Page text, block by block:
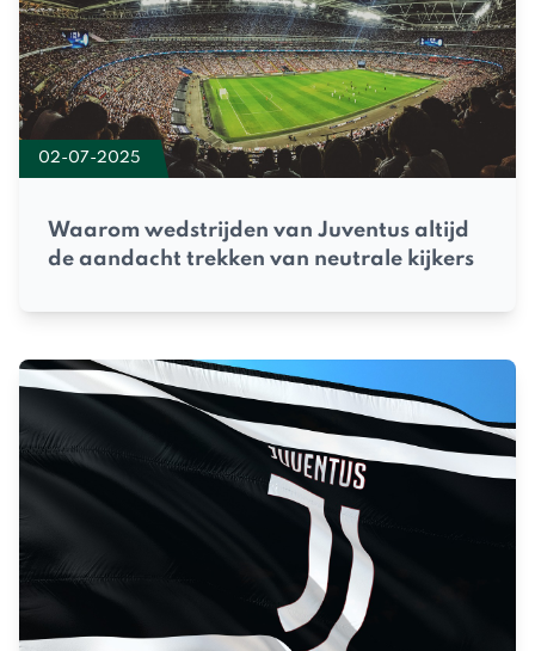
02-07-2025
Waarom wedstrijden van Juventus altijd
de aandacht trekken van neutrale kijkers